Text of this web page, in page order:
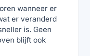
wanneer er
er veranderd
is. Geen
blijft ook